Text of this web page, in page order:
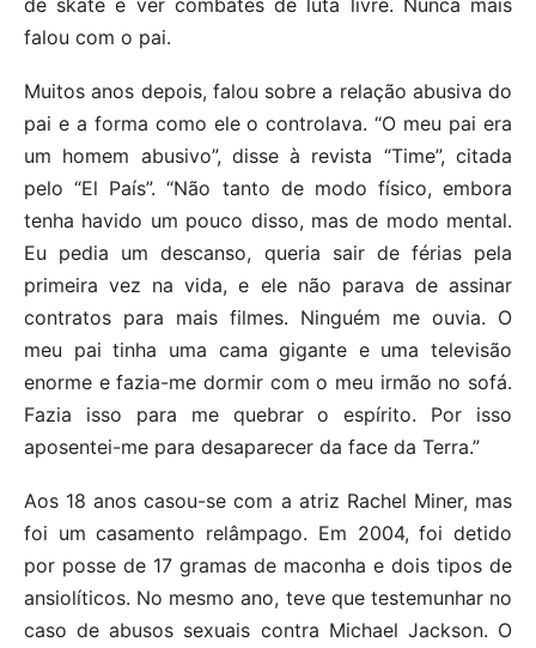
falou com o pai.
Muitos anos depois, falou sobre a relação abusiva do
pai e a forma como ele o controlava. “O meu pai era
um homem abusivo”, disse à revista “Time”, citada
pelo “El País”. “Não tanto de modo físico, embora
tenha havido um pouco disso, mas de modo mental.
Eu pedia um descanso, queria sair de férias pela
primeira vez na vida, e ele não parava de assinar
contratos para mais filmes. Ninguém me ouvia. O
meu pai tinha uma cama gigante e uma televisão
enorme e fazia-me dormir com o meu irmão no sofá.
Fazia isso para me quebrar o espírito. Por isso
aposentei-me para desaparecer da face da Terra.”
Aos 18 anos casou-se com a atriz Rachel Miner, mas
foi um casamento relâmpago. Em 2004, foi detido
por posse de 17 gramas de maconha e dois tipos de
ansiolíticos. No mesmo ano, teve que testemunhar no
caso de abusos sexuais contra Michael Jackson. O